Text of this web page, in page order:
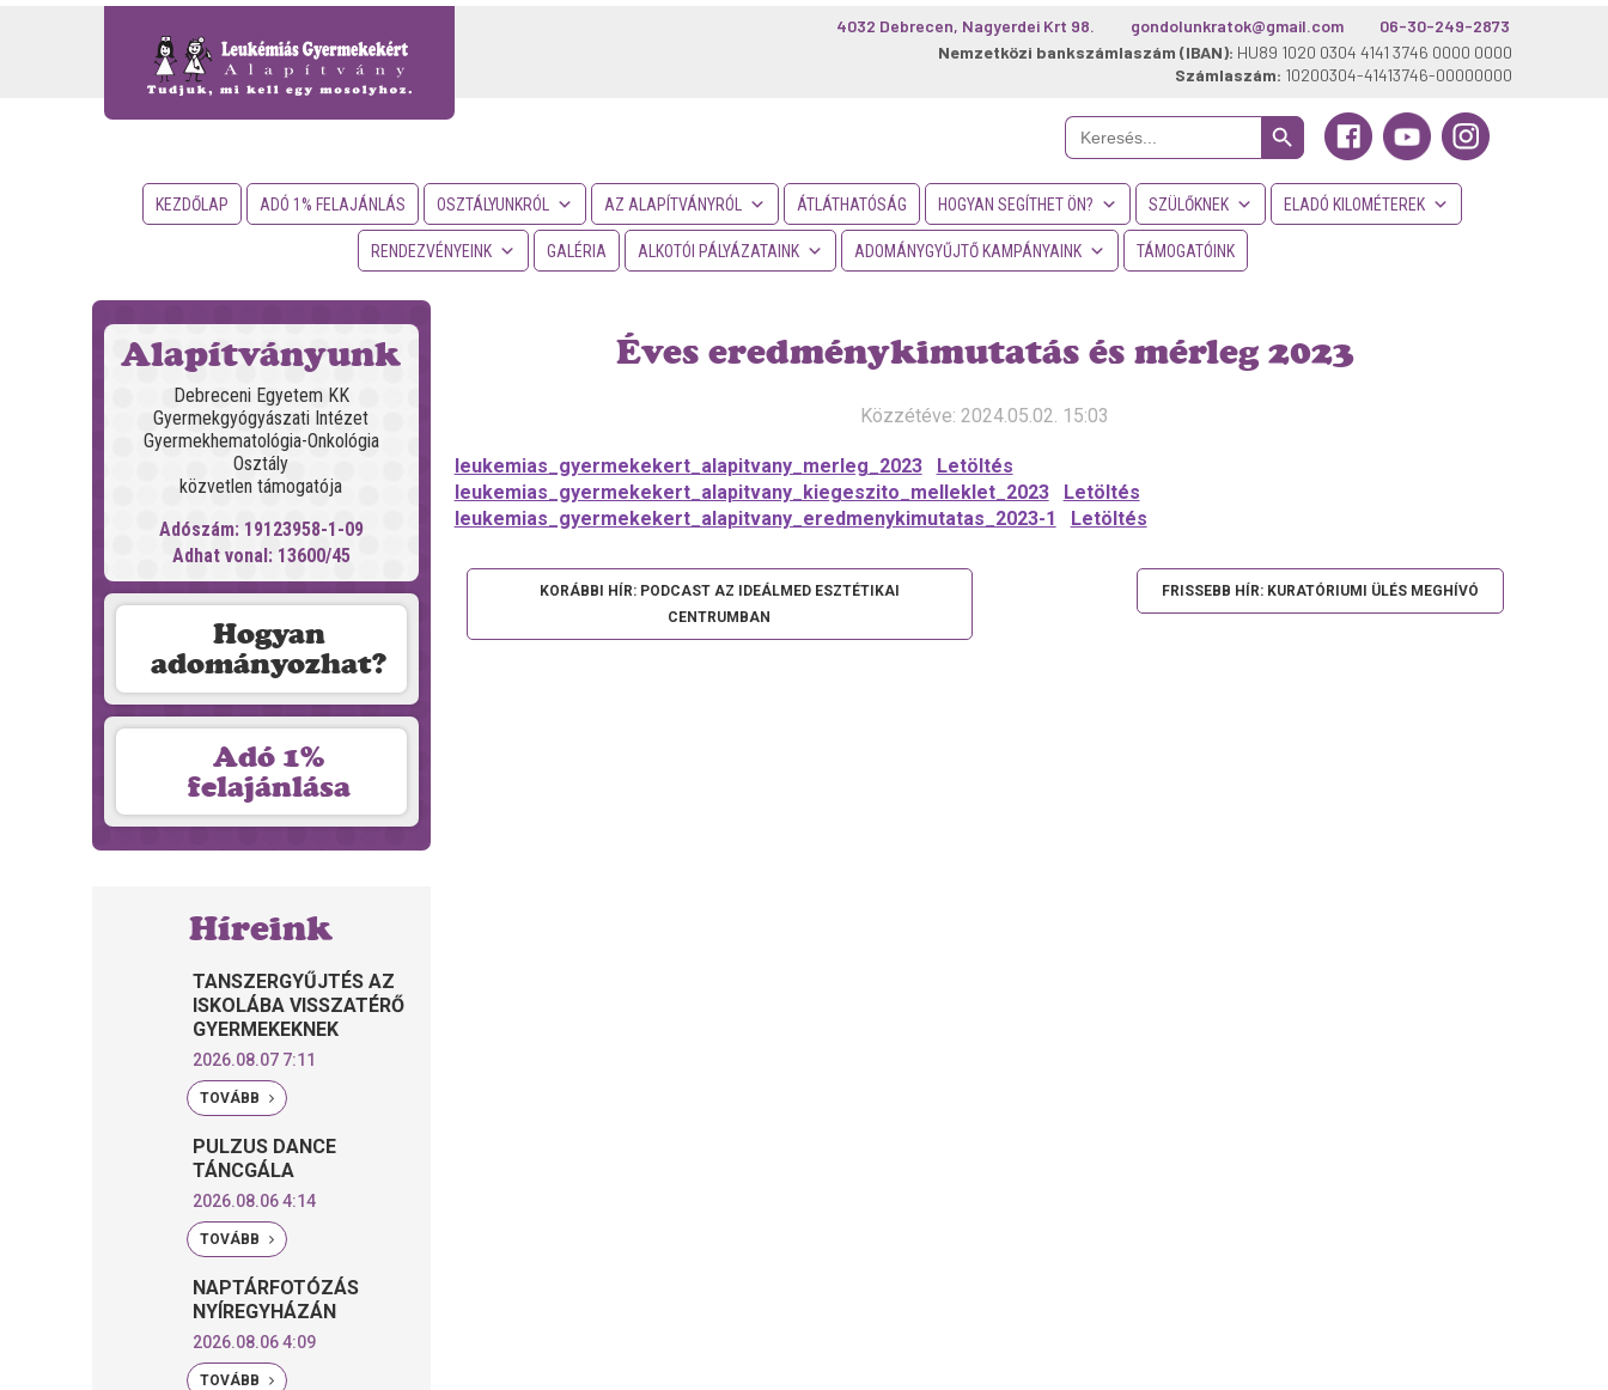
06-30-249-2873
gondolunkratok@gmail.com
4032 Debrecen, Nagyerdei Krt 98.
Nemzetközi bankszámlaszám (IBAN): HU89 1020 0304 4141 3746 0000 0000
Számlaszám: 10200304-41413746-00000000
Search
for:
Search Button
KEZDŐLAP ADÓ 1% FELAJÁNLÁS OSZTÁLYUNKRÓL AZ ALAPÍTVÁNYRÓL ÁTLÁTHATÓSÁG HOGYAN SEGÍTHET ÖN? SZÜLŐKNEK ELADÓ KILOMÉTEREK
RENDEZVÉNYEINK GALÉRIA ALKOTÓI PÁLYÁZATAINK ADOMÁNYGYŰJTŐ KAMPÁNYAINK TÁMOGATÓINK
Alapítványunk
Debreceni Egyetem KK
Gyermekgyógyászati Intézet
Gyermekhematológia-Onkológia
Osztály
közvetlen támogatója
Adószám: 19123958-1-09
Adhat vonal: 13600/45
Hogyan
adományozhat?
Adó 1%
felajánlása
Híreink
TANSZERGYŰJTÉS AZ
ISKOLÁBA VISSZATÉRŐ
GYERMEKEKNEK
2026.08.07 7:11
TOVÁBB
PULZUS DANCE
TÁNCGÁLA
2026.08.06 4:14
TOVÁBB
NAPTÁRFOTÓZÁS
NYÍREGYHÁZÁN
2026.08.06 4:09
TOVÁBB
Éves eredménykimutatás és mérleg 2023
Közzétéve: 2024.05.02. 15:03
leukemias_gyermekekert_alapitvany_merleg_2023
Letöltés
leukemias_gyermekekert_alapitvany_kiegeszito_melleklet_2023
Letöltés
leukemias_gyermekekert_alapitvany_eredmenykimutatas_2023-1
Letöltés
KORÁBBI HÍR: PODCAST AZ IDEÁLMED ESZTÉTIKAI
CENTRUMBAN
FRISSEBB HÍR: KURATÓRIUMI ÜLÉS MEGHÍVÓ